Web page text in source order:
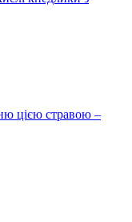
цією стравою –